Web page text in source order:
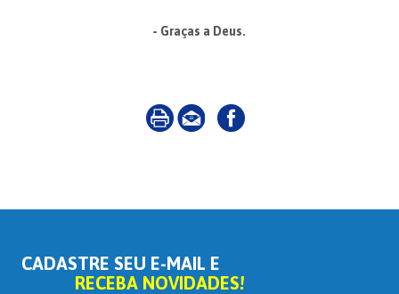
- Graças a Deus.
CADASTRE SEU E-MAIL E
RECEBA NOVIDADES!